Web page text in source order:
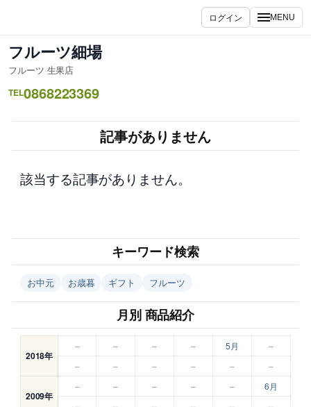
を
ス
キ
ッ
ログイン MENU
フルーツ細場
フルーツ 生果店
TEL0868223369
記事がありません
該当する記事がありません。
キーワード検索
お中元 お歳暮 ギフト フルーツ
月別 商品紹介
2018年
– – – – 5月
–
–
– – – – –
2009年
– – – – –
6月